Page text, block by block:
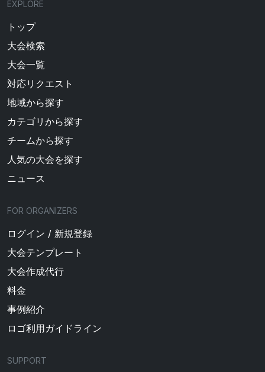
EXPLORE
トップ
大会検索
大会一覧
対応リクエスト
地域から探す
カテゴリから探す
チームから探す
人気の大会を探す
ニュース
FOR ORGANIZERS
ログイン / 新規登録
大会テンプレート
大会作成代行
料金
事例紹介
ロゴ利用ガイドライン
SUPPORT